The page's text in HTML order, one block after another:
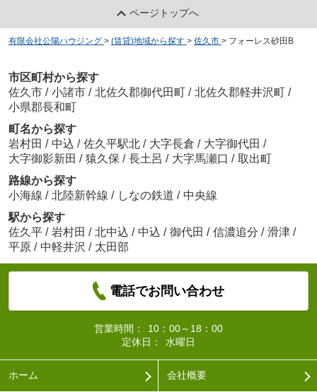
ページトップへ
有限会社公陽ハウジング > (賃貸)地域から探す > 佐久市 > フォーレス砂田B
市区町村から探す
佐久市 / 小諸市 / 北佐久郡御代田町 / 北佐久郡軽井沢町 /
小県郡長和町
町名から探す
岩村田 / 中込 / 佐久平駅北 / 大字長倉 / 大字御代田 /
大字御影新田 / 猿久保 / 長土呂 / 大字馬瀬口 / 取出町
路線から探す
小海線 / 北陸新幹線 / しなの鉄道 / 中央線
駅から探す
佐久平 / 岩村田 / 北中込 / 中込 / 御代田 / 信濃追分 / 滑津 /
平原 / 中軽井沢 / 太田部
電話でお問い合わせ
営業時間：
10：00～18：00
定休日：
水曜日
ホーム 会社概要